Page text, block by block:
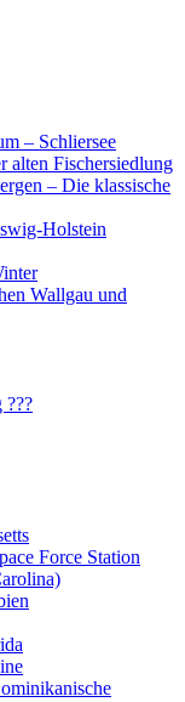
– Schliersee
alten Fischersiedlung
– Die klassische
Holstein
Wallgau und
???
Force Station